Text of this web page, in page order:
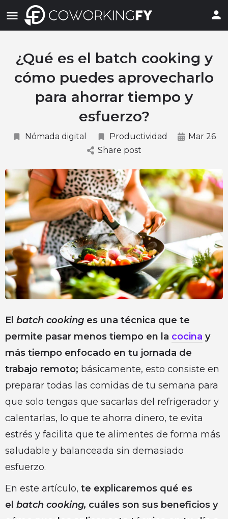
¿Qué es el batch cooking y
cómo puedes aprovecharlo
para ahorrar tiempo y
esfuerzo?
Nómada digital Productividad
Mar 26
Share post
El batch cooking es una técnica que te
permite pasar menos tiempo en la cocina y
más tiempo enfocado en tu jornada de
trabajo remoto; básicamente, esto consiste en
preparar todas las comidas de tu semana para
que solo tengas que sacarlas del refrigerador y
calentarlas, lo que te ahorra dinero, te evita
estrés y facilita que te alimentes de forma más
saludable y balanceada sin demasiado
esfuerzo.
En este artículo, te explicaremos qué es
el batch cooking, cuáles son sus beneficios y